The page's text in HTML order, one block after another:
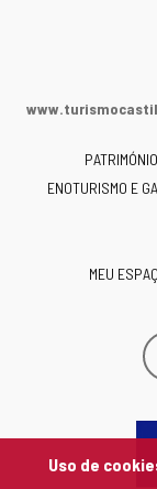
Uso de
ENOTURISMO E
MEU